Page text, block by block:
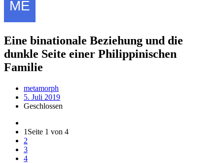
Eine binationale Beziehung und die
dunkle Seite einer Philippinischen
Familie
metamorph
5. Juli 2019
Geschlossen
1 Seite 1 von 4
2
3
4